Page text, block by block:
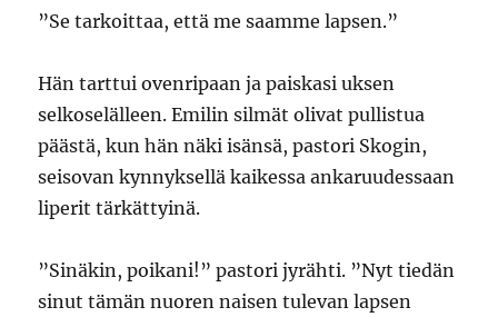
”Se tarkoittaa, että me saamme lapsen.”
Hän tarttui ovenripaan ja paiskasi uksen
selkoselälleen. Emilin silmät olivat pullistua
päästä, kun hän näki isänsä, pastori Skogin,
seisovan kynnyksellä kaikessa ankaruudessaan
liperit tärkättyinä.
”Sinäkin, poikani!” pastori jyrähti. ”Nyt tiedän
sinut tämän nuoren naisen tulevan lapsen